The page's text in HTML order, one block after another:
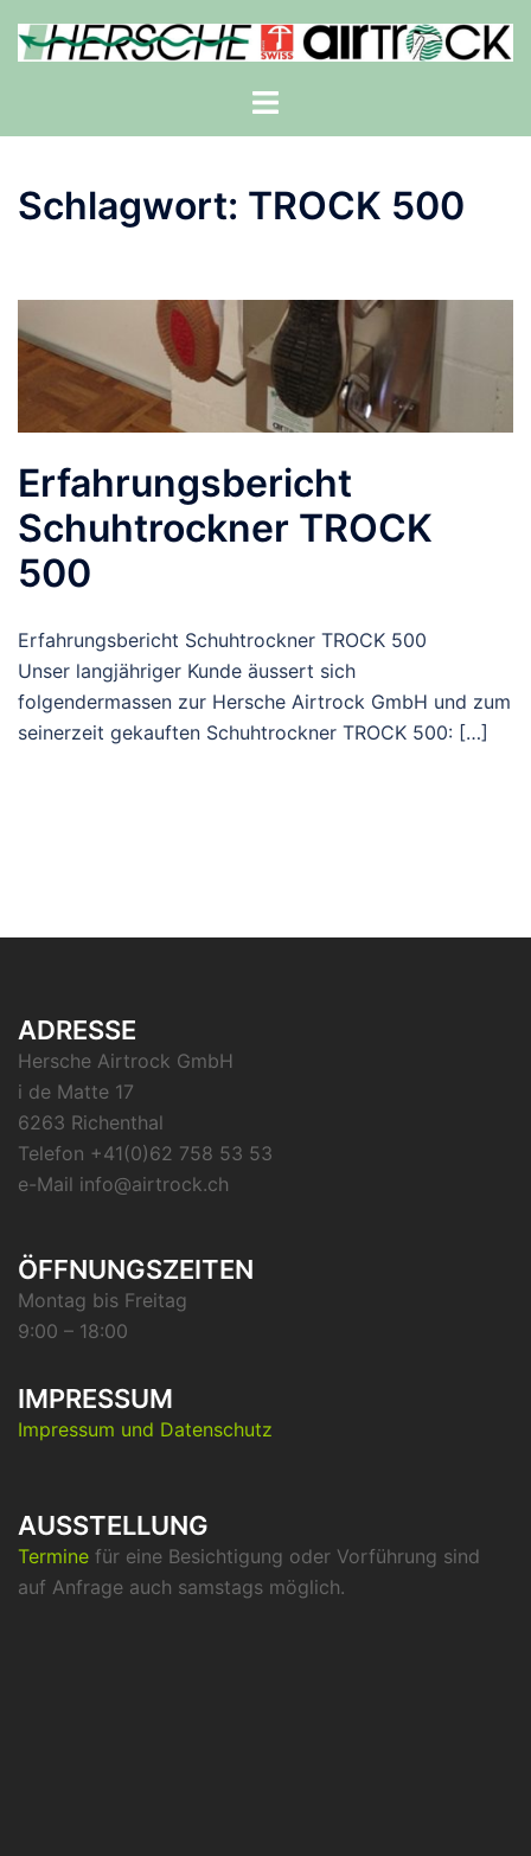
Inhalt
Menü
Schlagwort: TROCK 500
Erfahrungsbericht
Schuhtrockner TROCK
500
Erfahrungsbericht Schuhtrockner TROCK 500
Unser langjähriger Kunde äussert sich
folgendermassen zur Hersche Airtrock GmbH und zum
seinerzeit gekauften Schuhtrockner TROCK 500: […]
ADRESSE
Hersche Airtrock GmbH
i de Matte 17
6263 Richenthal
Telefon +41(0)62 758 53 53
e-Mail info@airtrock.ch
ÖFFNUNGSZEITEN
Montag bis Freitag
9:00 – 18:00
IMPRESSUM
Impressum und Datenschutz
AUSSTELLUNG
Termine für eine Besichtigung oder Vorführung sind
auf Anfrage auch samstags möglich.